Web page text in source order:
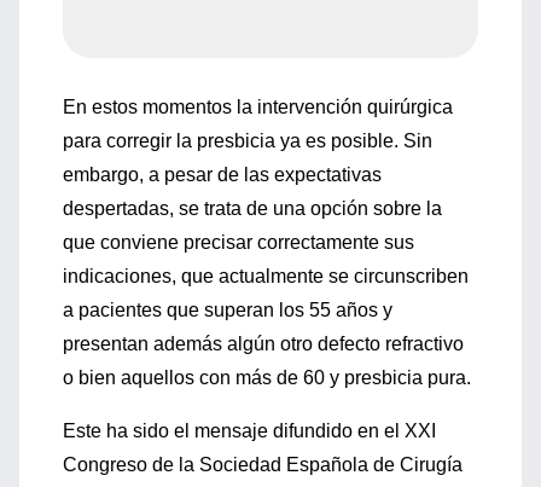
En estos momentos la intervención quirúrgica
para corregir la presbicia ya es posible. Sin
embargo, a pesar de las expectativas
despertadas, se trata de una opción sobre la
que conviene precisar correctamente sus
indicaciones, que actualmente se circunscriben
a pacientes que superan los 55 años y
presentan además algún otro defecto refractivo
o bien aquellos con más de 60 y presbicia pura.
Este ha sido el mensaje difundido en el XXI
Congreso de la Sociedad Española de Cirugía